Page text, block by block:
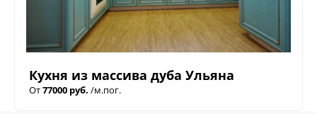
Кухня из массива дуба Ульяна
От77000 руб. /м.пог.